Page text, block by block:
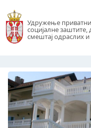
Удружење
социјалне заштите,
смештај одраслих и